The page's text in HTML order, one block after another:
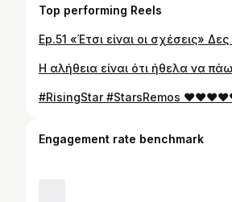
Top performing Reels
#RisingStar #StarsRemos
Engagement rate benchmark